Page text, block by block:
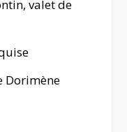
valet de
Dorimène